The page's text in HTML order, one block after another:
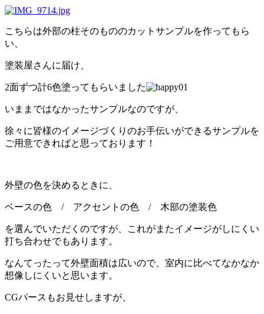
こちらは外部の柱そのもののカットサンプルを作ってもら
い、
塗装屋さんに届け、
2面ずつ計6色塗ってもらいました
いままではなかったサンプルなのですが、
徐々に皆様のイメージづくりのお手伝いができるサンプルを
ご用意できればと思っております！
外壁の色を決めるときに、
ベースの色 / アクセントの色 / 木部の塗装色
を選んでいただくのですが、これがまたイメージがしにくい
打ち合わせでもあります。
なんてったって外壁面積は広いので、室内に比べてなかなか
想像しにくいと思います。
CGパースもお見せしますが、